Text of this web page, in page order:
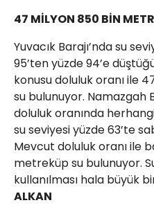
47 MİLYON 850 BİN
Yuvacık Barajı’nda su
95’ten yüzde 94’e
konusu doluluk oranı ile
su bulunuyor. Namazgah
doluluk oranında
su seviyesi yüzde 63’te
Mevcut doluluk oranı ile
metreküp su bulunuyor.
kullanılması hala büyük
ALKAN